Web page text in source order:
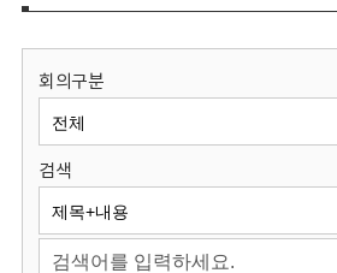
보
원
회
회의구분
검색